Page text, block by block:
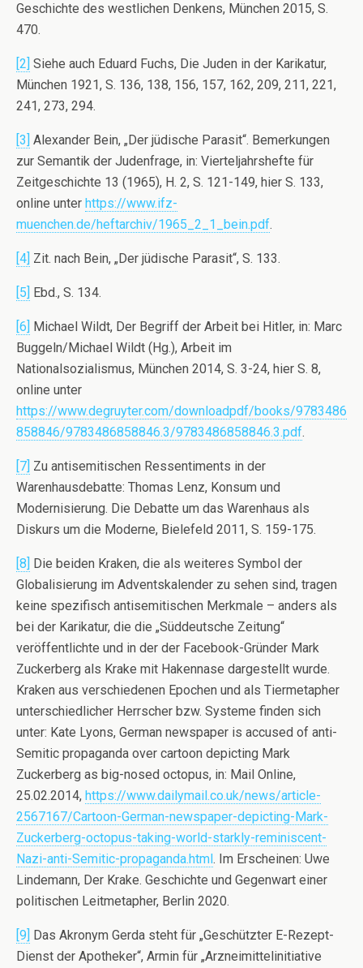
Geschichte des westlichen Denkens, München 2015, S.
470.
[2] Siehe auch Eduard Fuchs, Die Juden in der Karikatur,
München 1921, S. 136, 138, 156, 157, 162, 209, 211, 221,
241, 273, 294.
[3] Alexander Bein, „Der jüdische Parasit“. Bemerkungen
zur Semantik der Judenfrage, in: Vierteljahrshefte für
Zeitgeschichte 13 (1965), H. 2, S. 121-149, hier S. 133,
online unter https://www.ifz-
muenchen.de/heftarchiv/1965_2_1_bein.pdf.
[4] Zit. nach Bein, „Der jüdische Parasit“, S. 133.
[5] Ebd., S. 134.
[6] Michael Wildt, Der Begriff der Arbeit bei Hitler, in: Marc
Buggeln/Michael Wildt (Hg.), Arbeit im
Nationalsozialismus, München 2014, S. 3-24, hier S. 8,
online unter
https://www.degruyter.com/downloadpdf/books/9783486
858846/9783486858846.3/9783486858846.3.pdf.
[7] Zu antisemitischen Ressentiments in der
Warenhausdebatte: Thomas Lenz, Konsum und
Modernisierung. Die Debatte um das Warenhaus als
Diskurs um die Moderne, Bielefeld 2011, S. 159-175.
[8] Die beiden Kraken, die als weiteres Symbol der
Globalisierung im Adventskalender zu sehen sind, tragen
keine spezifisch antisemitischen Merkmale – anders als
bei der Karikatur, die die „Süddeutsche Zeitung“
veröffentlichte und in der der Facebook-Gründer Mark
Zuckerberg als Krake mit Hakennase dargestellt wurde.
Kraken aus verschiedenen Epochen und als Tiermetapher
unterschiedlicher Herrscher bzw. Systeme finden sich
unter: Kate Lyons, German newspaper is accused of anti-
Semitic propaganda over cartoon depicting Mark
Zuckerberg as big-nosed octopus, in: Mail Online,
25.02.2014, https://www.dailymail.co.uk/news/article-
2567167/Cartoon-German-newspaper-depicting-Mark-
Zuckerberg-octopus-taking-world-starkly-reminiscent-
Nazi-anti-Semitic-propaganda.html. Im Erscheinen: Uwe
Lindemann, Der Krake. Geschichte und Gegenwart einer
politischen Leitmetapher, Berlin 2020.
[9] Das Akronym Gerda steht für „Geschützter E-Rezept-
Dienst der Apotheker“, Armin für „Arzneimittelinitiative